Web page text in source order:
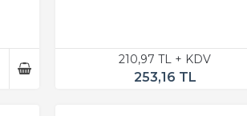
210,97 TL + KDV
253,16 TL